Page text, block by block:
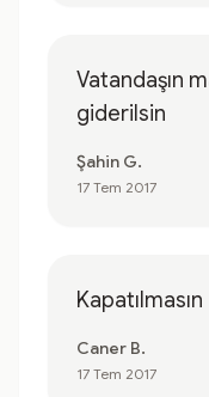
Vatandaşın
giderilsin
Şahin G.
17 Tem 2017
Kapatılmasın
Caner B.
17 Tem 2017